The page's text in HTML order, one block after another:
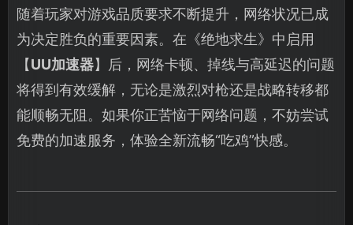
随着玩家对游戏品质要求不断提升，网络状况已成
为决定胜负的重要因素。在《绝地求生》中启用
【UU加速器】后，网络卡顿、掉线与高延迟的问题
将得到有效缓解，无论是激烈对枪还是战略转移都
能顺畅无阻。如果你正苦恼于网络问题，不妨尝试
免费的加速服务，体验全新流畅“吃鸡”快感。